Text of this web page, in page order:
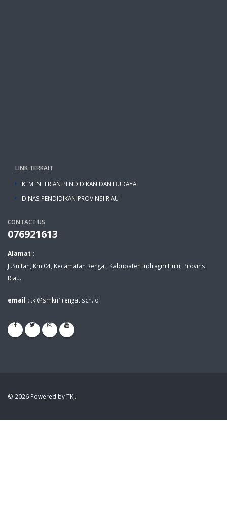
LINK TERKAIT
KEMENTERIAN PENDIDIKAN DAN BUDAYA
DINAS PENDIDIKAN PROVINSI RIAU
CONTACT US
076921613
Alamat :
Jl.Sultan, Km.04, Kecamatan Rengat, Kabupaten Indragiri Hulu, Provinsi
Riau.
email :tkj@smkn1rengat.sch.id
© 2026 Powered by TKJ.